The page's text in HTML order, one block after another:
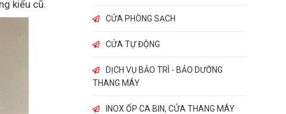
kiểu cũ.
CỬA PHÒNG SẠCH
CỬA TỰ ĐỘNG
DỊCH VỤ BẢO TRÌ - BẢO DƯỠNG
THANG MÁY
INOX ỐP CA BIN, CỬA THANG MÁY